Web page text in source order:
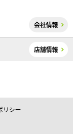
会社情報
店舗情報
リシー